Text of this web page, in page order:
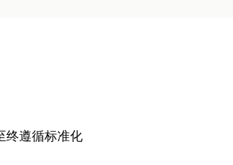
终遵循标准化